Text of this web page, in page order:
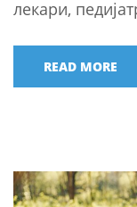
лекари,
READ MORE